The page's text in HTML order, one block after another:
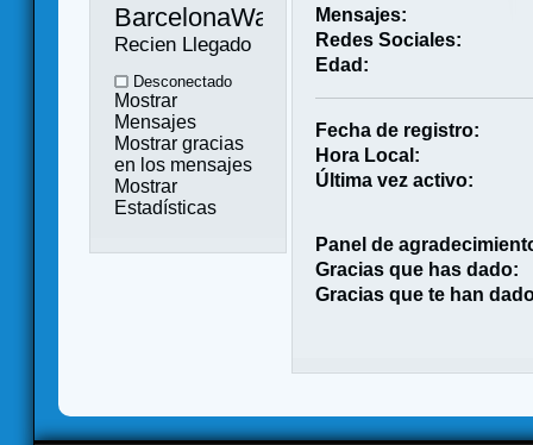
BarcelonaWargamer
Recien Llegado
Desconectado
Mostrar
Mensajes
Mostrar gracias
en los mensajes
Mostrar
Estadísticas
Mensajes:
Redes Sociales:
Edad:
Fecha de registro:
Hora Local:
Última vez activo:
Panel de
Gracias que has dado:
Gracias que te han